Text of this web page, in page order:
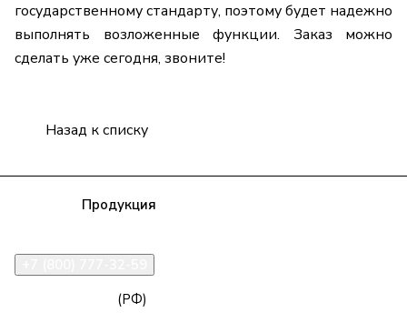
государственному стандарту, поэтому будет надежно
выполнять возложенные функции. Заказ можно
сделать уже сегодня, звоните!
Назад к списку
Продукция
(РФ)